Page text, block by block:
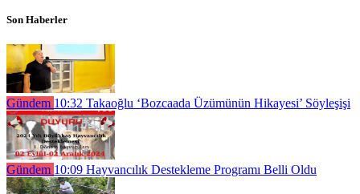
Son Haberler
Gündem 10:32 Takaoğlu ‘Bozcaada Üzümünün Hikayesi’ Söyleşişi
Gündem 10:09 Hayvancılık Destekleme Programı Belli Oldu